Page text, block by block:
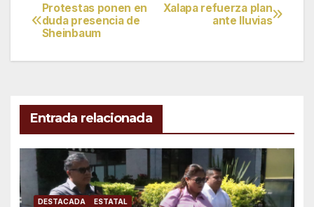
Navegación
de
Xalapa refuerza plan
ante lluvias
Protestas ponen en
duda presencia de
Sheinbaum
Entrada relacionada
DESTACADA ESTATAL